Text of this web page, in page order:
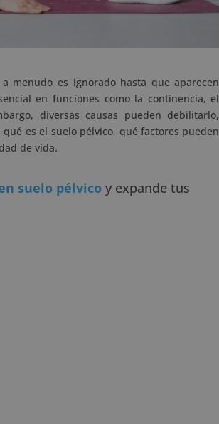
menudo es ignorado hasta que aparecen
en funciones como la continencia, el
diversas causas pueden debilitarlo,
es el suelo pélvico, qué factores pueden
de vida.
suelo pélvico y expande tus